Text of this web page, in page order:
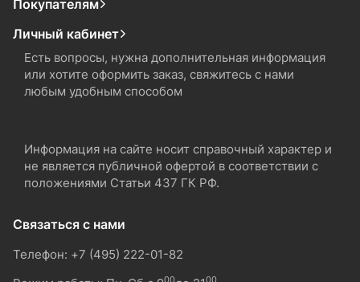
Покупателям
Личный кабинет
Есть вопросы, нужна дополнительная информация
или хотите оформить заказ, свяжитесь с нами
любым удобным способом
Информация на сайте носит справочный характер и
не является публичной офертой в соответствии с
положениями Статьи 437 ГК РФ.
Связаться с нами
Телефон: +7 (495) 222-01-82